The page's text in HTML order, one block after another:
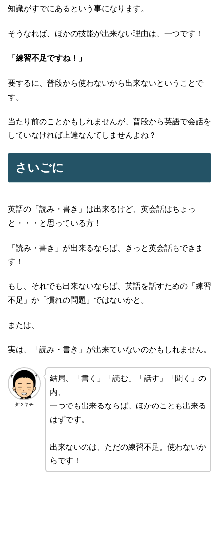
知識がすでにあるという事になります。
そうなれば、ほかの技能が出来ない理由は、一つです！
「練習不足ですね！」
要するに、普段から使わないから出来ないということで
す。
当たり前のことかもしれませんが、普段から英語で会話を
していなければ上達なんてしませんよね？
さいごに
英語の「読み・書き」は出来るけど、英会話はちょっ
と・・・と思っている方！
「読み・書き」が出来るならば、きっと英会話もできま
す！
もし、それでも出来ないならば、英語を話すための「練習
不足」か「慣れの問題」ではないかと。
または、
実は、「読み・書き」が出来ていないのかもしれません。
タツキチ
結局、「書く」「読む」「話す」「聞く」の
内、
一つでも出来るならば、ほかのことも出来る
はずです。
出来ないのは、ただの練習不足。使わないか
らです！